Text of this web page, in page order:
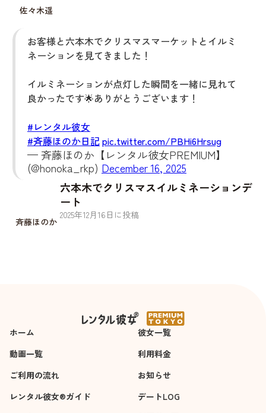
佐々木遥
お客様と六本木でクリスマスマーケットとイルミ
ネーションを見てきました！
イルミネーションが点灯した瞬間を一緒に見れて
良かったです🌟ありがとうございます！
#レンタル彼女
#斉藤ほのか日記pic.twitter.com/PBHi6Hrsug
— 斉藤ほのか【レンタル彼女PREMIUM】
(@honoka_rkp) December 16, 2025
斉藤ほのか
六本木でクリスマスイルミネーションデ
ート
2025年12月 16 日に投稿
ホーム
彼女一覧
動画一覧
利用料金
ご利用の流れ
お知らせ
レンタル彼女®ガイド
デートLOG